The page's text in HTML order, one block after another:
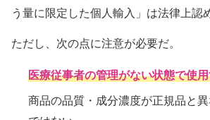
う量に限定した個人輸入」は法律上認
ただし、次の点に注意が必要だ。
医療従事者の管理がない状態で使
商品の品質・成分濃度が正規品と